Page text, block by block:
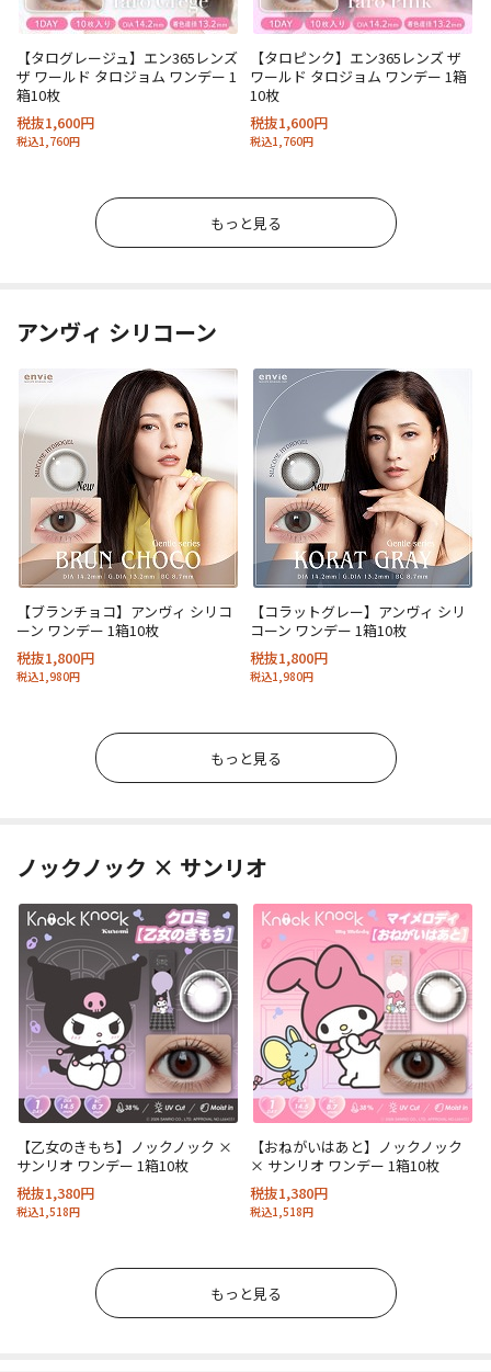
【タログレージュ】エン365レンズ
ザ ワールド タロジョム ワンデー 1
箱10枚
税抜1,600円
税込1,760円
【タロピンク】エン365レンズ ザ
ワールド タロジョム ワンデー 1箱
10枚
税抜1,600円
税込1,760円
もっと見る
アンヴィ シリコーン
【ブランチョコ】アンヴィ シリコ
ーン ワンデー 1箱10枚
税抜1,800円
税込1,980円
【コラットグレー】アンヴィ シリ
コーン ワンデー 1箱10枚
税抜1,800円
税込1,980円
もっと見る
ノックノック × サンリオ
【乙女のきもち】ノックノック ×
サンリオ ワンデー 1箱10枚
税抜1,380円
税込1,518円
【おねがいはあと】ノックノック
× サンリオ ワンデー 1箱10枚
税抜1,380円
税込1,518円
もっと見る